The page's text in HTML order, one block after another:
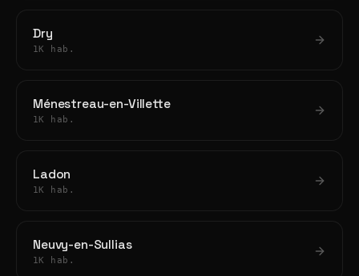
Dry
1K hab.
Ménestreau-en-Villette
1K hab.
Ladon
1K hab.
Neuvy-en-Sullias
1K hab.